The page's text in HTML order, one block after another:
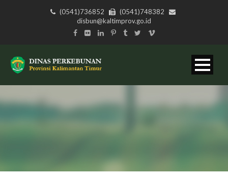
(0541)736852
(0541)748382
disbun@kaltimprov.go.id